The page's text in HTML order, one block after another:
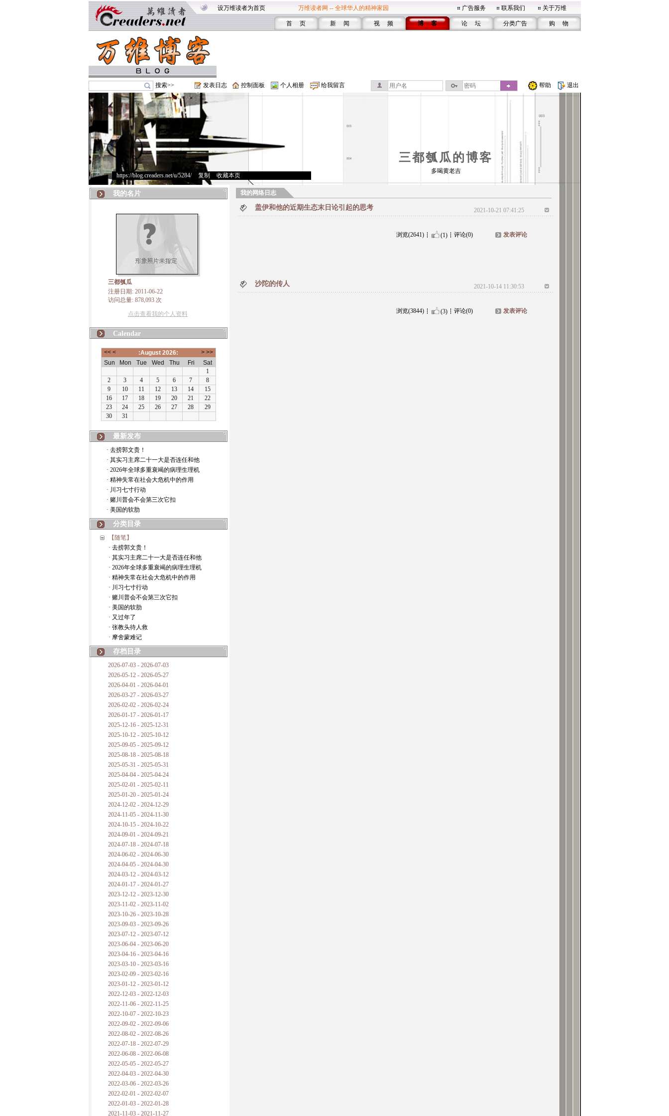
设万维读者为首页 万维读者网 -- 全球华人的精神家园 广告服务 联系我们 关于万维
首 页 新 闻 视 频 博 客 论 坛 分类广告 购 物
搜索>> 发表日志 控制面板 个人相册 给我留言 帮助 退出
三都瓠瓜的博客
https://blog.creaders.net/u/5284/> 复制 收藏本页
多喝黄老吉
我的名片
三都瓠瓜
注册日期: 2011-06-22
访问总量: 878,093 次
点击查看我的个人资料
Calendar
最新发布
· 去捞郭文贵！
· 其实习主席二十一大是否连任和他
· 2026年全球多重衰竭的病理生理机
· 精神失常在社会大危机中的作用
· 川习七寸行动
· 赌川普会不会第三次它扣
· 美国的软肋
分类目录
【随笔】
· 去捞郭文贵！
· 其实习主席二十一大是否连任和他
· 2026年全球多重衰竭的病理生理机
· 精神失常在社会大危机中的作用
· 川习七寸行动
· 赌川普会不会第三次它扣
· 美国的软肋
· 又过年了
· 张教头待人救
· 摩舍蒙难记
存档目录
2026-07-03 - 2026-07-03
2026-05-12 - 2026-05-27
2026-04-01 - 2026-04-01
2026-03-27 - 2026-03-27
2026-02-02 - 2026-02-24
2026-01-17 - 2026-01-17
2025-12-16 - 2025-12-31
2025-10-12 - 2025-10-12
2025-09-05 - 2025-09-12
2025-08-18 - 2025-08-18
2025-05-31 - 2025-05-31
2025-04-04 - 2025-04-24
2025-02-01 - 2025-02-11
2025-01-20 - 2025-01-24
2024-12-02 - 2024-12-29
2024-11-05 - 2024-11-30
2024-10-15 - 2024-10-22
2024-09-01 - 2024-09-21
2024-07-18 - 2024-07-18
2024-06-02 - 2024-06-30
2024-04-05 - 2024-04-30
2024-03-12 - 2024-03-12
2024-01-17 - 2024-01-27
2023-12-12 - 2023-12-30
2023-11-02 - 2023-11-02
2023-10-26 - 2023-10-28
2023-09-03 - 2023-09-26
2023-07-12 - 2023-07-12
2023-06-04 - 2023-06-20
2023-04-16 - 2023-04-16
2023-03-10 - 2023-03-16
2023-02-09 - 2023-02-16
2023-01-12 - 2023-01-12
2022-12-03 - 2022-12-03
2022-11-06 - 2022-11-25
2022-10-07 - 2022-10-23
2022-09-02 - 2022-09-06
2022-08-02 - 2022-08-26
2022-07-18 - 2022-07-29
2022-06-08 - 2022-06-08
2022-05-05 - 2022-05-27
2022-04-03 - 2022-04-30
2022-03-06 - 2022-03-26
2022-02-01 - 2022-02-07
2022-01-03 - 2022-01-28
2021-11-03 - 2021-11-27
我的网络日志
盖伊和他的近期生态末日论引起的思考 2021-10-21 07:41:25
浏览(2641) (1) 评论(0) 发表评论
沙陀的传人 2021-10-14 11:30:53
浏览(3844) (3) 评论(0) 发表评论